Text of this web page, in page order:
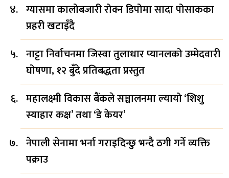
ग्यासमा कालोबजारी रोक्न डिपोमा सादा पोसाकका
प्रहरी खटाइँदै
नाट्टा निर्वाचनमा जिस्वा तुलाधार प्यानलको उम्मेदवारी
घोषणा, १२ बुँदे प्रतिबद्धता प्रस्तुत
महालक्ष्मी विकास बैंकले सञ्चालनमा ल्यायो ‘शिशु
स्याहार कक्ष’ तथा ‘डे केयर’
नेपाली सेनामा भर्ना गराइदिन्छु भन्दै ठगी गर्ने व्यक्ति
पक्राउ